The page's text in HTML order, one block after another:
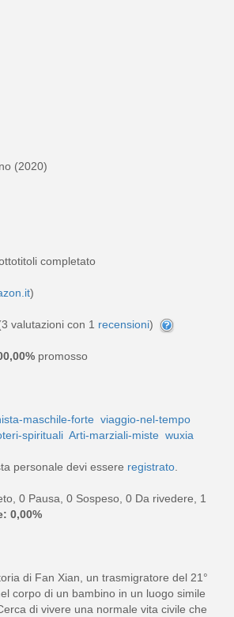
(2020)
completato
)
3 valutazioni con 1 recensioni)
promosso
maschile-forte viaggio-nel-tempo
spirituali Arti-marziali-miste wuxia
personale devi essere registrato.
0 Pausa, 0 Sospeso, 0 Da rivedere, 1
0,00%
di Fan Xian, un trasmigratore del 21°
corpo di un bambino in un luogo simile
di vivere una normale vita civile che